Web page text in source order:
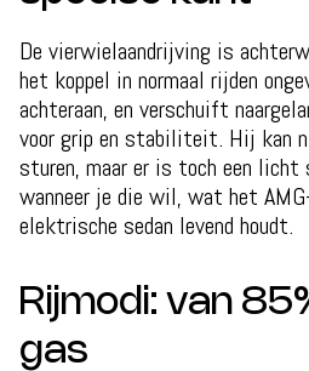
De vierwielaandrijving is
het koppel in normaal rijden
achteraan, en verschuift
voor grip en stabiliteit. Hij kan
sturen, maar er is toch een licht
wanneer je die wil, wat het
elektrische sedan levend houdt.
Rijmodi: van
gas